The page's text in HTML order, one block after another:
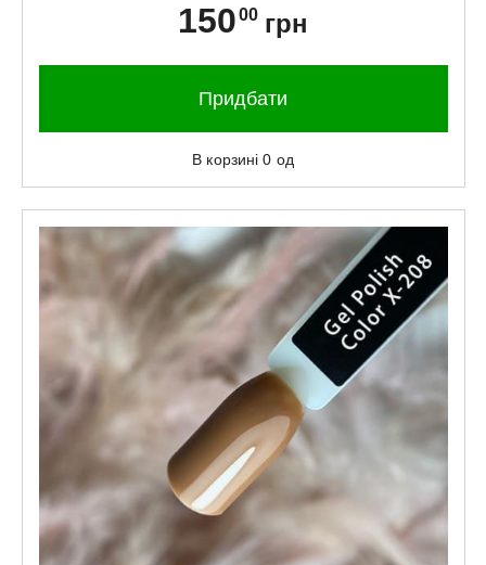
15000 грн
Придбати
В корзині0 од